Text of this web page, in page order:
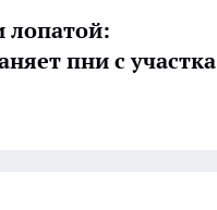
лопатой:
пни с участка